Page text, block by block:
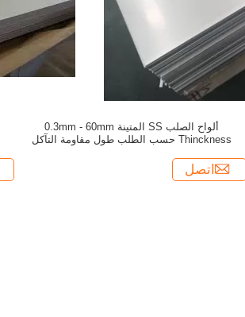
ألواح الصلب SS المتينة 0.3mm - 60mm
Thinckness حسب الطلب طول مقاومة التآكل
اتصل